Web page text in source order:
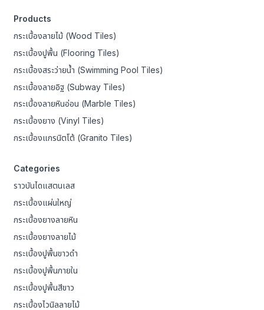
Products
กระเบื้องลายไม้ (Wood Tiles)
กระเบื้องปูพื้น (Flooring Tiles)
กระเบื้องสระว่ายน้ำ (Swimming Pool Tiles)
กระเบื้องลายอิฐ (Subway Tiles)
กระเบื้องลายหินอ่อน (Marble Tiles)
กระเบื้องยาง (Vinyl Tiles)
กระเบื้องแกรนิตโต้ (Granito Tiles)
Categories
ราวบันไดแสตนเลส
กระเบื้องแผ่นใหญ่
กระเบื้องยางลายหิน
กระเบื้องยางลายไม้
กระเบื้องปูพื้นขาวดำ
กระเบื้องปูพื้นภายใน
กระเบื้องปูพื้นสีขาว
กระเบื้องไวนิลลายไม้